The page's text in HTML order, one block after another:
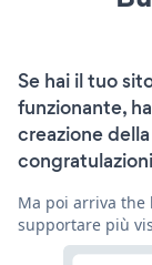
Se hai il tuo
funzionante,
creazione
Ma poi arriva
supportare più